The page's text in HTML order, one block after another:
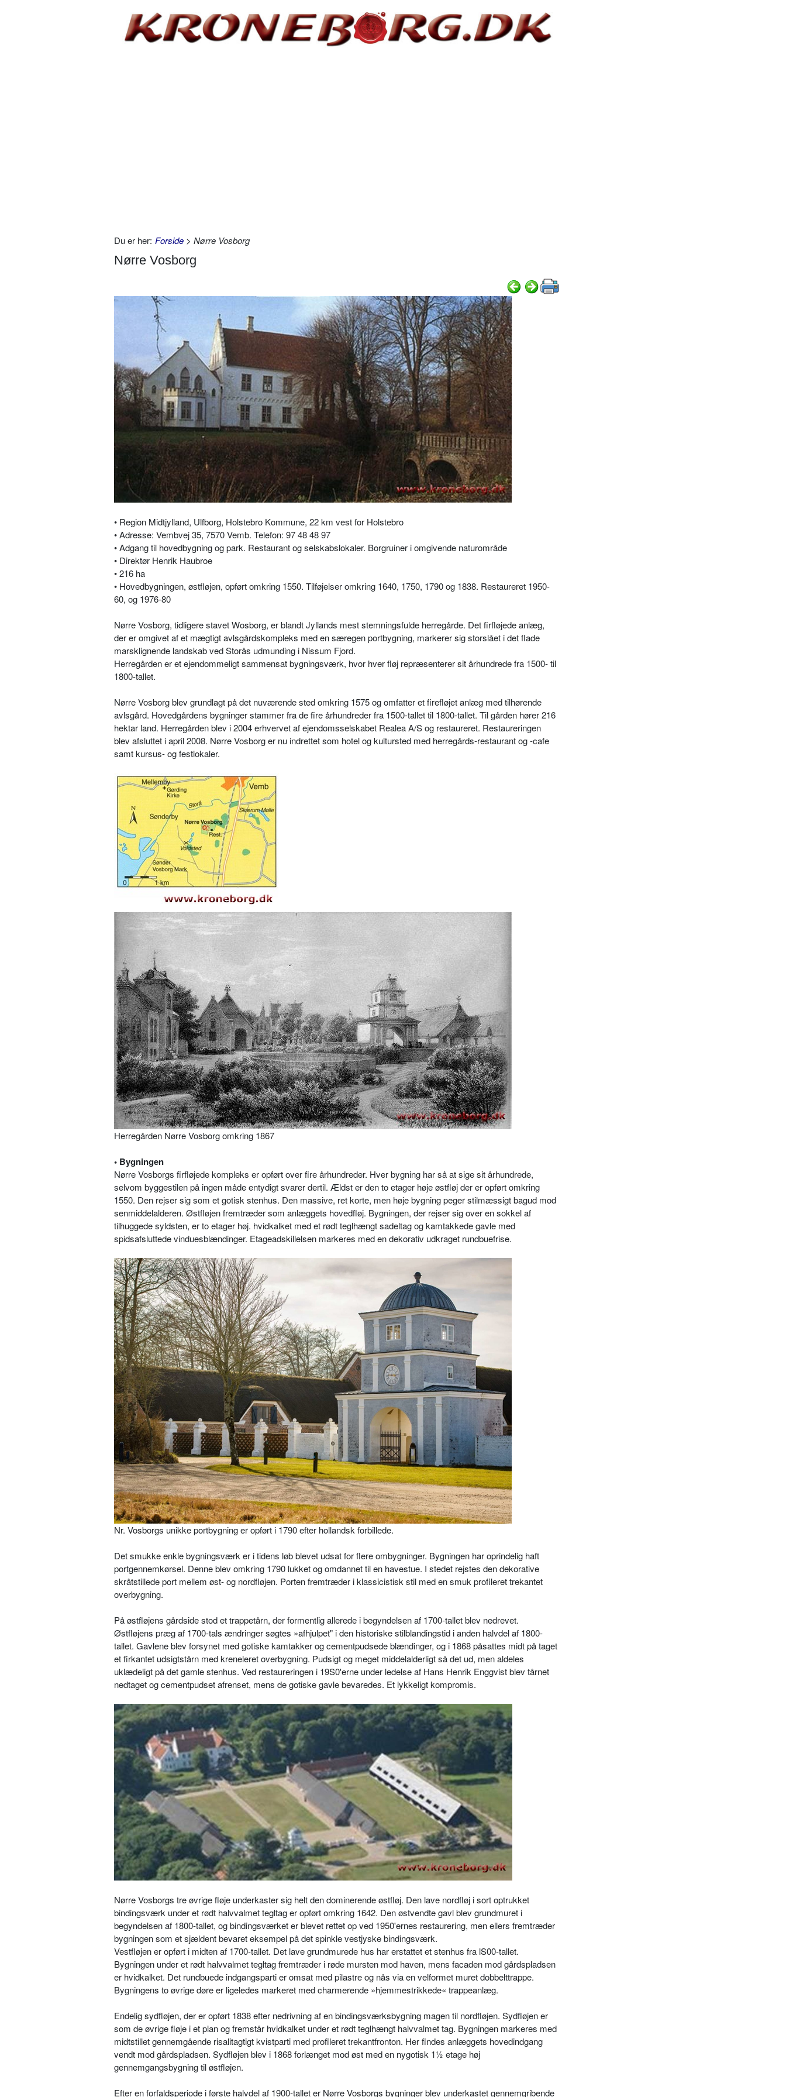
Du er her: Forside > Nørre Vosborg
Nørre Vosborg
• Region Midtjylland, Ulfborg, Holstebro Kommune, 22 km vest for Holstebro
• Adresse: Vembvej 35, 7570 Vemb. Telefon: 97 48 48 97
• Adgang til hovedbygning og park. Restaurant og selskabslokaler. Borgruiner i omgivende naturområde
• Direktør Henrik Haubroe
• 216 ha
• Hovedbygningen, østfløjen, opført omkring 1550. Tilføjelser omkring 1640, 1750, 1790 og 1838. Restaureret 1950-
60, og 1976-80
Nørre Vosborg, tidligere stavet Wosborg, er blandt Jyllands mest stemningsfulde herregårde. Det firfløjede anlæg,
der er omgivet af et mægtigt avlsgårdskompleks med en særegen portbygning, markerer sig storslået i det flade
marsklignende landskab ved Storås udmunding i Nissum Fjord.
Herregården er et ejendommeligt sammensat bygningsværk, hvor hver fløj repræsenterer sit århundrede fra 1500- til
1800-tallet.
Nørre Vosborg blev grundlagt på det nuværende sted omkring 1575 og omfatter et firefløjet anlæg med tilhørende
avlsgård. Hovedgårdens bygninger stammer fra de fire århundreder fra 1500-tallet til 1800-tallet. Til gården hører 216
hektar land. Herregården blev i 2004 erhvervet af ejendomsselskabet Realea A/S og restaureret. Restaureringen
blev afsluttet i april 2008. Nørre Vosborg er nu indrettet som hotel og kultursted med herregårds-restaurant og -cafe
samt kursus- og festlokaler.
Herregården Nørre Vosborg omkring 1867
• Bygningen
Nørre Vosborgs firfløjede kompleks er opført over fire århundreder. Hver bygning har så at sige sit århundrede,
selvom byggestilen på ingen måde entydigt svarer dertil. Ældst er den to etager høje østfløj der er opført omkring
1550. Den rejser sig som et gotisk stenhus. Den massive, ret korte, men høje bygning peger stilmæssigt bagud mod
senmiddelalderen. Østfløjen fremtræder som anlæggets hovedfløj. Bygningen, der rejser sig over en sokkel af
tilhuggede syldsten, er to etager høj. hvidkalket med et rødt teglhængt sadeltag og kamtakkede gavle med
spidsafsluttede vinduesblændinger. Etageadskillelsen markeres med en dekorativ udkraget rundbuefrise.
Nr. Vosborgs unikke portbygning er opført i 1790 efter hollandsk forbillede.
Det smukke enkle bygningsværk er i tidens løb blevet udsat for flere ombygninger. Bygningen har oprindelig haft
portgennemkørsel. Denne blev omkring 1790 lukket og omdannet til en havestue. I stedet rejstes den dekorative
skråtstillede port mellem øst- og nordfløjen. Porten fremtræder i klassicistisk stil med en smuk profileret trekantet
overbygning.
På østfløjens gårdside stod et trappetårn, der formentlig allerede i begyndelsen af 1700-tallet blev nedrevet.
Østfløjens præg af 1700-tals ændringer søgtes »afhjulpet" i den historiske stilblandingstid i anden halvdel af 1800-
tallet. Gavlene blev forsynet med gotiske kamtakker og cementpudsede blændinger, og i 1868 påsattes midt på taget
et firkantet udsigtstårn med kreneleret overbygning. Pudsigt og meget middelalderligt så det ud, men aldeles
uklædeligt på det gamle stenhus. Ved restaureringen i 19S0'erne under ledelse af Hans Henrik Enggvist blev tårnet
nedtaget og cementpudset afrenset, mens de gotiske gavle bevaredes. Et lykkeligt kompromis.
Nørre Vosborgs tre øvrige fløje underkaster sig helt den dominerende østfløj. Den lave nordfløj i sort optrukket
bindingsværk under et rødt halvvalmet tegltag er opført omkring 1642. Den østvendte gavl blev grundmuret i
begyndelsen af 1800-tallet, og bindingsværket er blevet rettet op ved 1950'ernes restaurering, men ellers fremtræder
bygningen som et sjældent bevaret eksempel på det spinkle vestjyske bindingsværk.
Vestfløjen er opført i midten af 1700-tallet. Det lave grundmurede hus har erstattet et stenhus fra lS00-tallet.
Bygningen under et rødt halvvalmet tegltag fremtræder i røde mursten mod haven, mens facaden mod gårdspladsen
er hvidkalket. Det rundbuede indgangsparti er omsat med pilastre og nås via en velformet muret dobbelttrappe.
Bygningens to øvrige døre er ligeledes markeret med charmerende »hjemmestrikkede« trappeanlæg.
Endelig sydfløjen, der er opført 1838 efter nedrivning af en bindingsværksbygning magen til nordfløjen. Sydfløjen er
som de øvrige fløje i et plan og fremstår hvidkalket under et rødt teglhængt halvvalmet tag. Bygningen markeres med
midtstillet gennemgående risalitagtigt kvistparti med profileret trekantfronton. Her findes anlæggets hovedindgang
vendt mod gårdspladsen. Sydfløjen blev i 1868 forlænget mod øst med en nygotisk 1½ etage høj
gennemgangsbygning til østfløjen.
Efter en forfaldsperiode i første halvdel af 1900-tallet er Nørre Vosborgs bygninger blev underkastet gennemgribende